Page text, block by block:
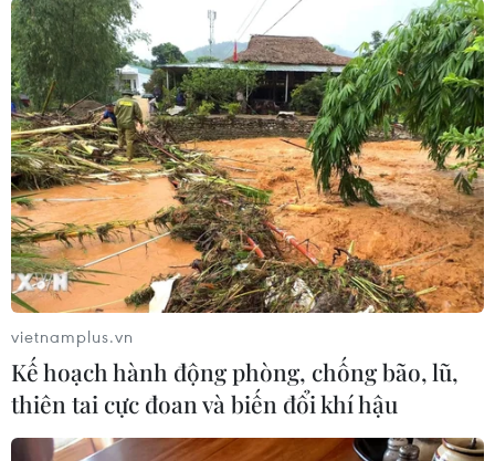
#sách trắng quốc phòng #tỷ lệ sinh
#icbm
#tên lửa chiến thuật
#Hwasong-17 Hàn Quốc
vietnamplus.vn
Kế hoạch hành động phòng, chống bão, lũ,
thiên tai cực đoan và biến đổi khí hậu